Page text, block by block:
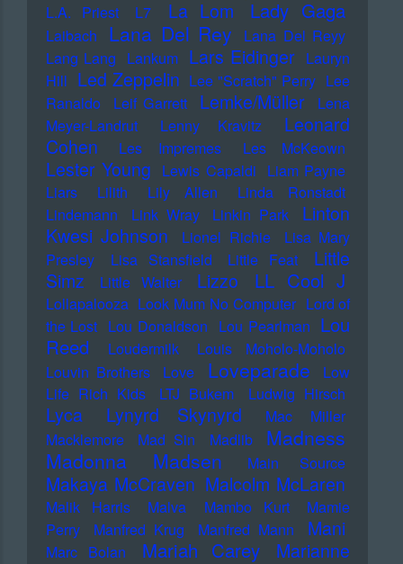
L.A. Priest L7 La Lom Lady Gaga
Laibach Lana Del Rey
Lana Del Reyy
Lang Lang Lankum Lars Eidinger Lauryn
Hill Led Zeppelin Lee "Scratch" Perry Lee
Ranaldo
Leif Garrett Lemke/Müller
Lena
Meyer-Landrut
Lenny Kravitz
Leonard
Cohen
Les Impremes Les McKeown
Lester Young Lewis Capaldi Liam Payne
Liars
Lilith Lily Allen
Linda Ronstadt
Lindemann
Link Wray Linkin Park
Linton
Kwesi Johnson
Lionel Richie
Lisa Mary
Presley
Lisa Stansfield Little Feat
Little
Simz
Little Walter Lizzo LL Cool J
Lollapalooza Look Mum No Computer Lord of
the Lost Lou Donaldson Lou Pearlman Lou
Reed
Loudermilk
Louis Moholo-Moholo
Louvin Brothers
Love Loveparade
Low
Life Rich Kids
LTJ Bukem Ludwig Hirsch
Lyca Lynyrd Skynyrd
Mac Miller
Macklemore
Mad Sin Madlib
Madness
Madonna
Madsen Main Source
Makaya McCraven Malcolm McLaren
Malik Harris Malva Mambo Kurt
Mamie
Perry
Manfred Krug Manfred Mann Mani
Marc Bolan Mariah Carey
Marianne